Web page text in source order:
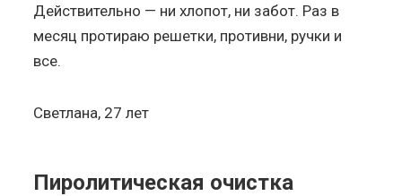
Действительно — ни хлопот, ни забот. Раз в
месяц протираю решетки, противни, ручки и
все.
Светлана, 27 лет
Пиролитическая очистка